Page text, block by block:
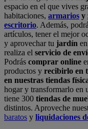
espacio en el que vives
habitaciones, armarios y
escritorio. Además,
artículos, tener el mejor
y aprovechar tu jardín
realiza el servicio de
Podrás comprar online
productos y recibirlo en
en nuestras tiendas
hogar y transformarlo en
tiene 300 tiendas de
distintos. Aproveche
baratos y liquidaciones